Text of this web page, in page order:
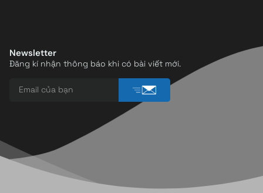
Newsletter
Đăng kí nhận thông báo khi có bài viết mới.